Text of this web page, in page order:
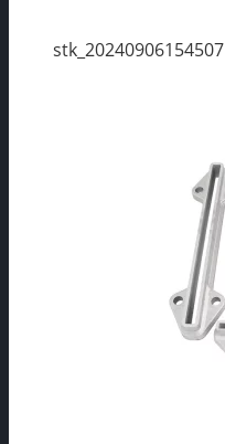
stk_20240906154507